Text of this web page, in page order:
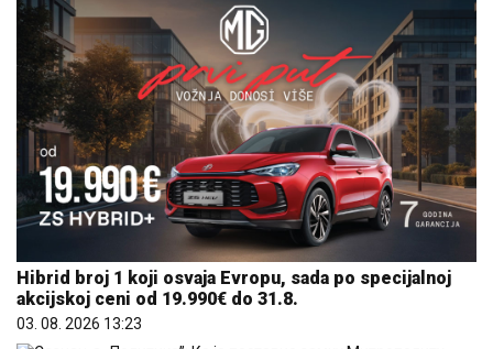
Hibrid broj 1 koji osvaja Evropu, sada po specijalnoj
akcijskoj ceni od 19.990€ do 31.8.
03. 08. 2026 13:23